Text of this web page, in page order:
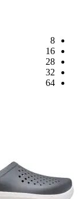
8
16
28
32
64